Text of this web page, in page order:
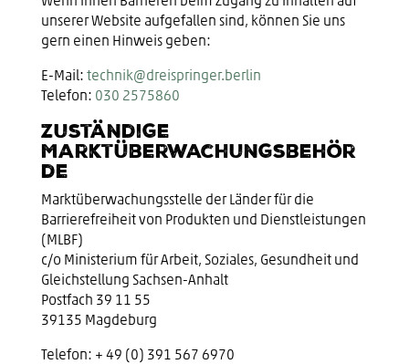
unserer Website aufgefallen sind, können Sie uns
gern einen Hinweis geben:
E-Mail: technik@dreispringer.berlin
Telefon: 030 2575860
Zuständige
Marktüberwachungsbehör
de
Marktüberwachungsstelle der Länder für die
Barrierefreiheit von Produkten und Dienstleistungen
(MLBF)
c/o Ministerium für Arbeit, Soziales, Gesundheit und
Gleichstellung Sachsen-Anhalt
Postfach 39 11 55
39135 Magdeburg
Telefon: + 49 (0) 391 567 6970